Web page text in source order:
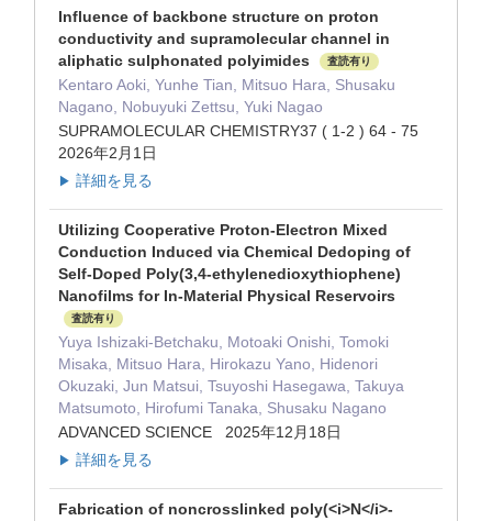
Influence of backbone structure on proton
conductivity and supramolecular channel in
aliphatic sulphonated polyimides
査読有り
Kentaro Aoki, Yunhe Tian, Mitsuo Hara, Shusaku
Nagano, Nobuyuki Zettsu, Yuki Nagao
SUPRAMOLECULAR CHEMISTRY37 ( 1-2 ) 64 - 75
2026年2月1日
▶ 詳細を見る
Utilizing Cooperative Proton-Electron Mixed
Conduction Induced via Chemical Dedoping of
Self-Doped Poly(3,4-ethylenedioxythiophene)
Nanofilms for In-Material Physical Reservoirs
査読有り
Yuya Ishizaki-Betchaku, Motoaki Onishi, Tomoki
Misaka, Mitsuo Hara, Hirokazu Yano, Hidenori
Okuzaki, Jun Matsui, Tsuyoshi Hasegawa, Takuya
Matsumoto, Hirofumi Tanaka, Shusaku Nagano
ADVANCED SCIENCE 2025年12月18日
▶ 詳細を見る
Fabrication of noncrosslinked poly(<i>N</i>-